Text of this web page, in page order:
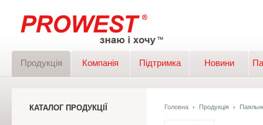
Продукція Компанія Підтримка Новини
КАТАЛОГ ПРОДУКЦІЇ Головна Продукція